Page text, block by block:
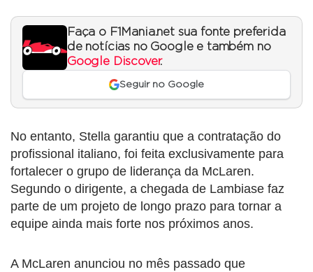
Faça o F1Mania.net sua fonte preferida
de notícias no Google e também no
Google Discover.
Seguir no Google
No entanto, Stella garantiu que a contratação do
profissional italiano, foi feita exclusivamente para
fortalecer o grupo de liderança da McLaren.
Segundo o dirigente, a chegada de Lambiase faz
parte de um projeto de longo prazo para tornar a
equipe ainda mais forte nos próximos anos.
A McLaren anunciou no mês passado que